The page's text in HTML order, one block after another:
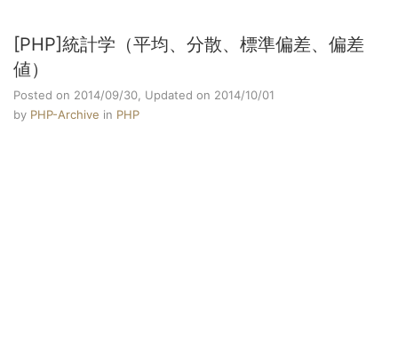
[PHP]統計学（平均、分散、標準偏差、偏差
値）
Posted on 2014/09/30, Updated on 2014/10/01
by PHP-Archive in PHP